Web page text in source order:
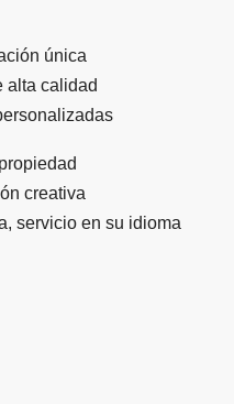
única
alta calidad
creativa
servicio en su idioma